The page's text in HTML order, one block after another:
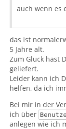
auch wenn es
das ist
5 Jahre alt.
Zum Glück hast
geliefert.
Leider kann ich
helfen, da ich
Bei mir in der
ich über
anlegen wie ich